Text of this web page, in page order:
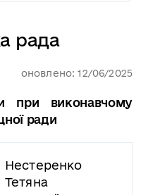
рада
оновлено: 12/06/2025
при виконавчому
ради
Нестеренко
Тетяна